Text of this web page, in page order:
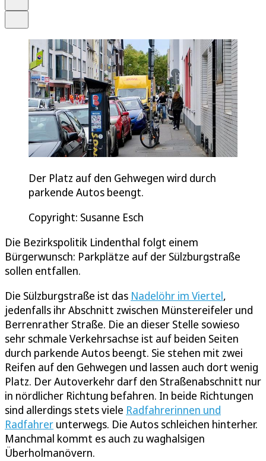
Der Platz auf den Gehwegen wird durch
parkende Autos beengt.
Copyright: Susanne Esch
Die Bezirkspolitik Lindenthal folgt einem
Bürgerwunsch: Parkplätze auf der Sülzburgstraße
sollen entfallen.
Die Sülzburgstraße ist das Nadelöhr im Viertel,
jedenfalls ihr Abschnitt zwischen Münstereifeler und
Berrenrather Straße. Die an dieser Stelle sowieso
sehr schmale Verkehrsachse ist auf beiden Seiten
durch parkende Autos beengt. Sie stehen mit zwei
Reifen auf den Gehwegen und lassen auch dort wenig
Platz. Der Autoverkehr darf den Straßenabschnitt nur
in nördlicher Richtung befahren. In beide Richtungen
sind allerdings stets viele Radfahrerinnen und
Radfahrer unterwegs. Die Autos schleichen hinterher.
Manchmal kommt es auch zu waghalsigen
Überholmanövern.